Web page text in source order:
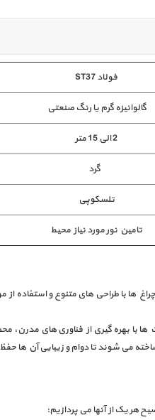
فولاد ST37
گالوانیزه گرم یا رنگ صنعتی
گرد
تلسکوپی
تامین نور مورد نیاز محیط
ها با طراحی‌ های متنوع و استفاده از
با بهره‌ گیری از فناوری‌ های مدرن،
می‌ شوند تا دوام و زیبایی آن‌ ها
هر یک از آنها می پردازیم: